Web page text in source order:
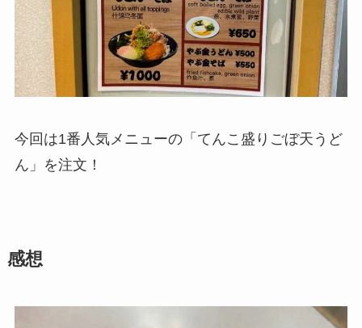
今回は1番人気メニューの「てんこ盛りごぼ天うど
ん」を注文！
感想